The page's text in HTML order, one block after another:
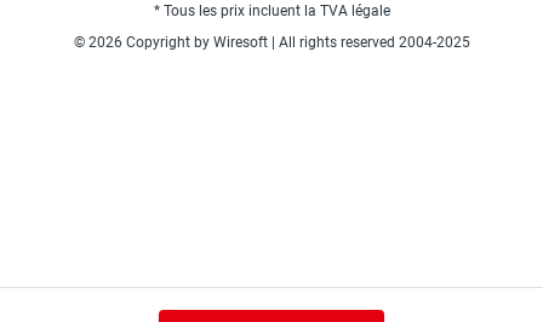
* Tous les prix incluent la TVA légale
© 2026 Copyright by Wiresoft | All rights reserved 2004-2025